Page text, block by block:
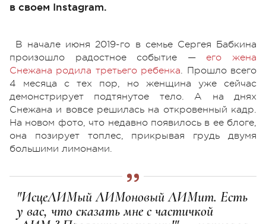
в своем Instagram.
В начале июня 2019-го в семье Сергея Бабкина
произошло радостное событие — его жена
Снежана родила третьего ребенка. Прошло всего
4 месяца с тех пор, но женщина уже сейчас
демонстрирует подтянутое тело. А на днях
Снежана и вовсе решилась на откровенный кадр.
На новом фото, что недавно появилось в ее блоге,
она позирует топлес, прикрывая грудь двумя
большими лимонами.
"ИсцеЛИМый ЛИМоновый ЛИМит. Есть
у вас, что сказать мне с частичкой